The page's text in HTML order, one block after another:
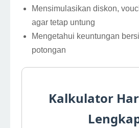
Mensimulasikan diskon,
agar tetap untung
Mengetahui keuntungan
potongan
Kalkulator